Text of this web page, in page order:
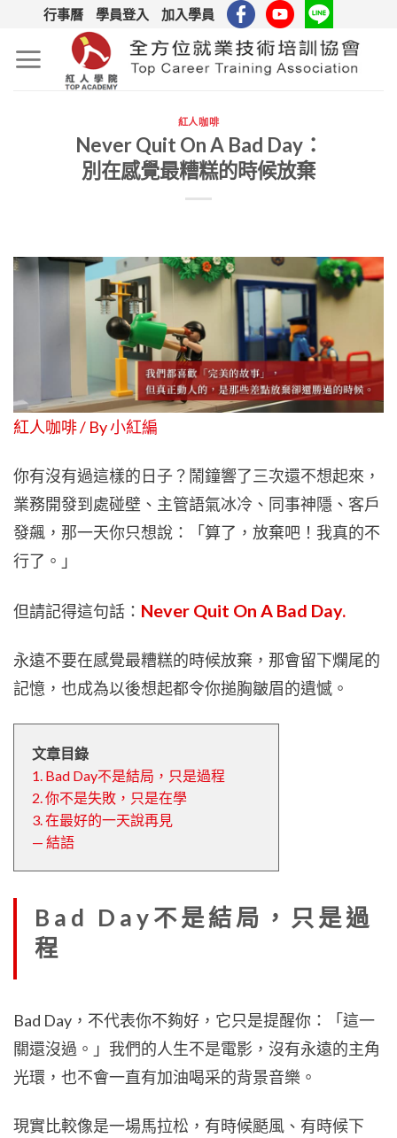
content
行事曆 學員登入 加入學員
紅人咖啡
Never Quit On A Bad Day：
別在感覺最糟糕的時候放棄
紅人咖啡 / By小紅編
你有沒有過這樣的日子？鬧鐘響了三次還不想起來，
業務開發到處碰壁、主管語氣冰冷、同事神隱、客戶
發飆，那一天你只想說：「算了，放棄吧！我真的不
行了。」
但請記得這句話： Never Quit On A Bad Day.
永遠不要在感覺最糟糕的時候放棄，那會留下爛尾的
記憶，也成為以後想起都令你搥胸皺眉的遺憾。
文章目錄
1. Bad Day不是結局，只是過程
2. 你不是失敗，只是在學
3. 在最好的一天說再見
— 結語
Bad Day不是結局，只是過
程
Bad Day，不代表你不夠好，它只是提醒你：「這一
關還沒過。」我們的人生不是電影，沒有永遠的主角
光環，也不會一直有加油喝采的背景音樂。
現實比較像是一場馬拉松，有時候颳風、有時候下